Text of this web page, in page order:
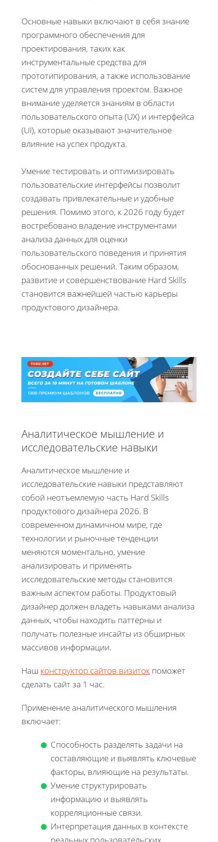
Основные навыки включают в себя знание
программного обеспечения для
проектирования, таких как
инструментальные средства для
прототипирования, а также использование
систем для управления проектом. Важное
внимание уделяется знаниям в области
пользовательского опыта (UX) и интерфейса
(UI), которые оказывают значительное
влияние на успех продукта.
Умение тестировать и оптимизировать
пользовательские интерфейсы позволит
создавать привлекательные и удобные
решения. Помимо этого, к 2026 году будет
востребовано владение инструментами
анализа данных для оценки
пользовательского поведения и принятия
обоснованных решений. Таким образом,
развитие и совершенствование Hard Skills
становится важнейшей частью карьеры
продуктового дизайнера.
Аналитическое мышление и
исследовательские навыки
Аналитическое мышление и
исследовательские навыки представляют
собой неотъемлемую часть Hard Skills
продуктового дизайнера 2026. В
современном динамичном мире, где
технологии и рыночные тенденции
меняются моментально, умение
анализировать и применять
исследовательские методы становится
важным аспектом работы. Продуктовый
дизайнер должен владеть навыками анализа
данных, чтобы находить паттерны и
получать полезные инсайты из обширных
массивов информации.
Наш конструктор сайтов визиток поможет
сделать сайт за 1 час.
Применение аналитического мышления
включает:
Способность разделять задачи на
составляющие и выявлять ключевые
факторы, влияющие на результаты.
Умение структурировать
информацию и выявлять
корреляционные связи.
Интерпретация данных в контексте
реальных пользовательских